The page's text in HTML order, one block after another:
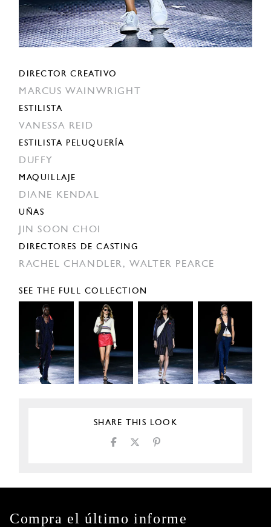
DIRECTOR CREATIVO
MARCUS WAINWRIGHT
ESTILISTA
VANESSA REID
ESTILISTA PELUQUERÍA
DUFFY
MAQUILLAJE
DIANE KENDAL
UÑAS
JIN SOON CHOI
DIRECTORES DE CASTING
RACHEL CHANDLER,WALTER PEARCE
SEE THE FULL COLLECTION
SHARE THIS LOOK
Compra el último informe